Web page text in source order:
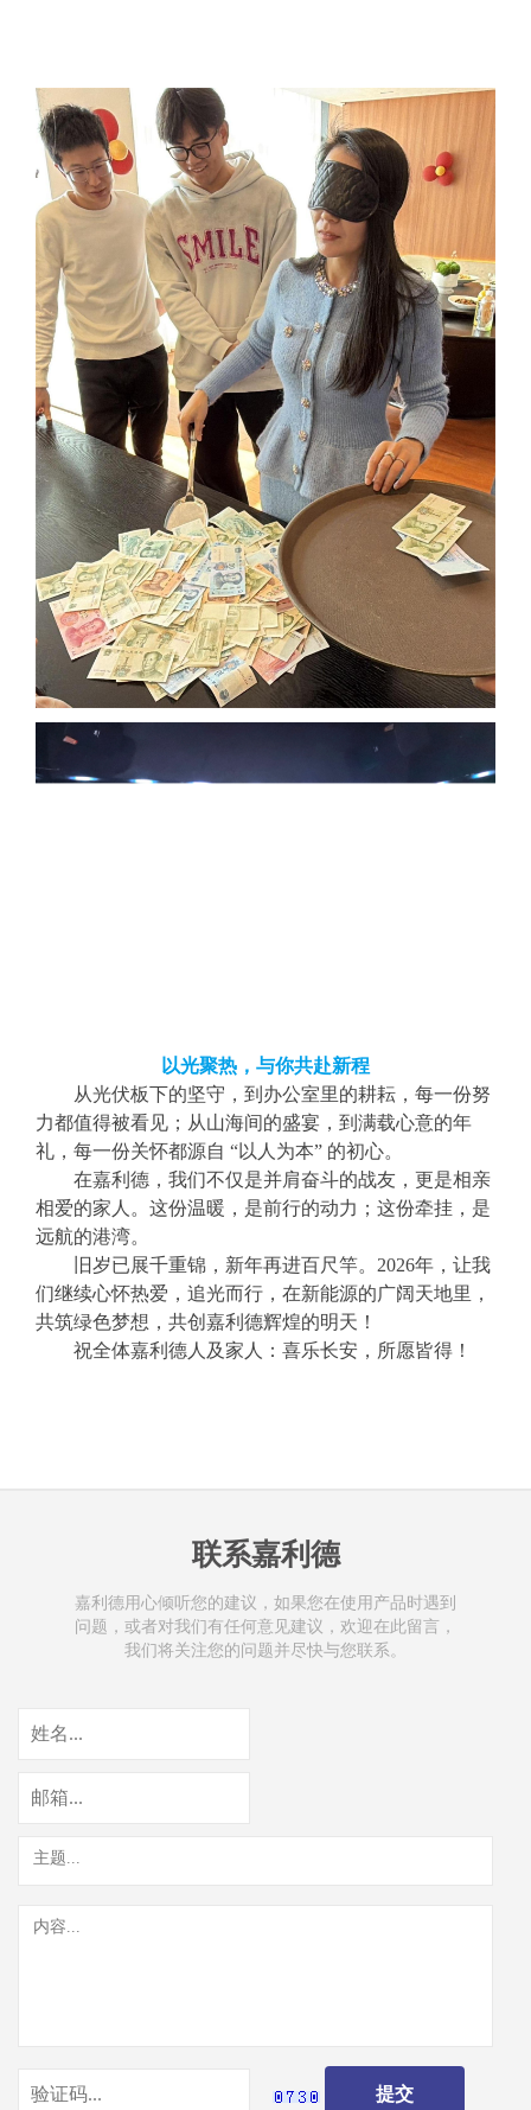
以光聚热，与你共赴新程
从光伏板下的坚守，到办公室里的耕耘，每一份努
力都值得被看见；从山海间的盛宴，到满载心意的年
礼，每一份关怀都源自 “以人为本” 的初心。
在嘉利德，我们不仅是并肩奋斗的战友，更是相亲
相爱的家人。这份温暖，是前行的动力；这份牵挂，是
远航的港湾。
旧岁已展千重锦，新年再进百尺竿。 2026年，让我
们继续心怀热爱，追光而行，在新能源的广阔天地里，
共筑绿色梦想，共创嘉利德辉煌的明天！
祝全体嘉利德人及家人：喜乐长安，所愿皆得！
联系嘉利德
嘉利德用心倾听您的建议，如果您在使用产品时遇到
问题，或者对我们有任何意见建议，欢迎在此留言，
我们将关注您的问题并尽快与您联系。